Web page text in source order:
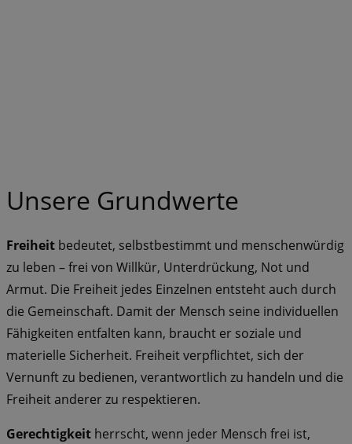
Unsere Grundwerte
Freiheit bedeutet, selbstbestimmt und menschenwürdig
zu leben – frei von Willkür, Unterdrückung, Not und
Armut. Die Freiheit jedes Einzelnen entsteht auch durch
die Gemeinschaft. Damit der Mensch seine individuellen
Fähigkeiten entfalten kann, braucht er soziale und
materielle Sicherheit. Freiheit verpflichtet, sich der
Vernunft zu bedienen, verantwortlich zu handeln und die
Freiheit anderer zu respektieren.
Gerechtigkeit herrscht, wenn jeder Mensch frei ist,